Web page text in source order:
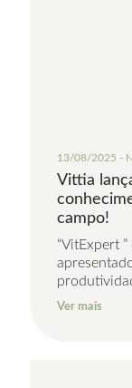
13/08/2025 -
Vittia
campo!
“VitExpert
Ver mais